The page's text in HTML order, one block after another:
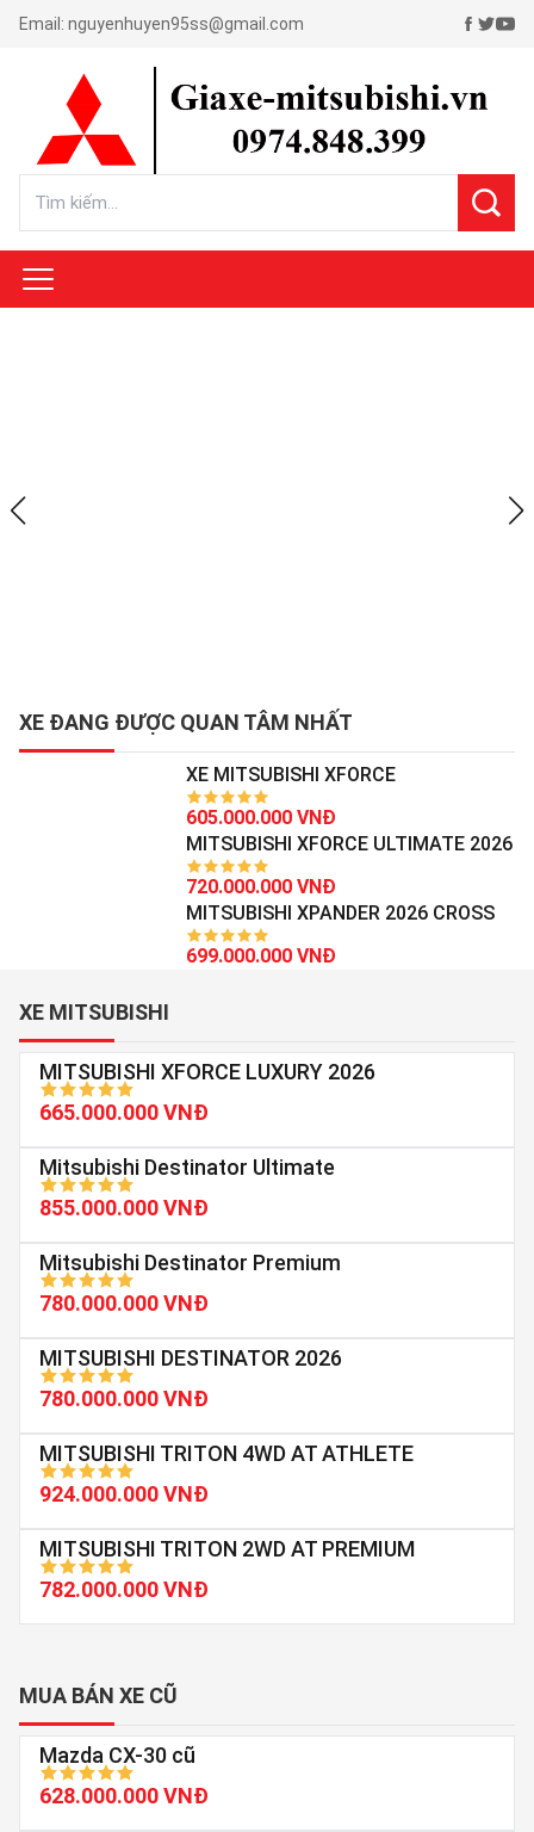
Email: nguyenhuyen95ss@gmail.com
XE ĐANG ĐƯỢC QUAN TÂM NHẤT
XE MITSUBISHI XFORCE
605.000.000 VNĐ
MITSUBISHI XFORCE ULTIMATE 2026
720.000.000 VNĐ
MITSUBISHI XPANDER 2026 CROSS
699.000.000 VNĐ
XE MITSUBISHI
MITSUBISHI XFORCE LUXURY 2026
665.000.000 VNĐ
Mitsubishi Destinator Ultimate
855.000.000 VNĐ
Mitsubishi Destinator Premium
780.000.000 VNĐ
MITSUBISHI DESTINATOR 2026
780.000.000 VNĐ
MITSUBISHI TRITON 4WD AT ATHLETE
924.000.000 VNĐ
MITSUBISHI TRITON 2WD AT PREMIUM
782.000.000 VNĐ
MUA BÁN XE CŨ
Mazda CX-30 cũ
628.000.000 VNĐ